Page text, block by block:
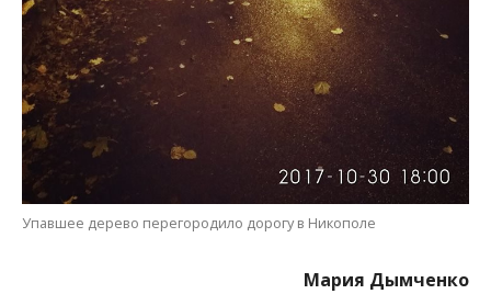
Упавшее дерево перегородило дорогу в Никополе
Мария Дымченко